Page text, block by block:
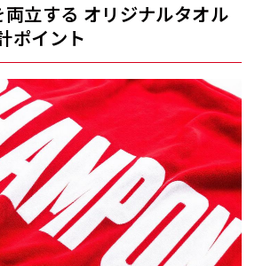
立する オリジナルタオル
ポイント